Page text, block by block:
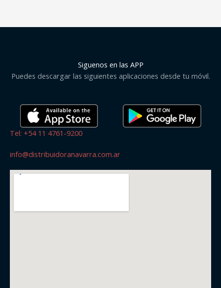
Siguenos en las APP
Puedes descargar las siguientes aplicaciones desde tu móvil.
Tel: +54 11 4761-9200
info@distribuidoranavarra.com.ar